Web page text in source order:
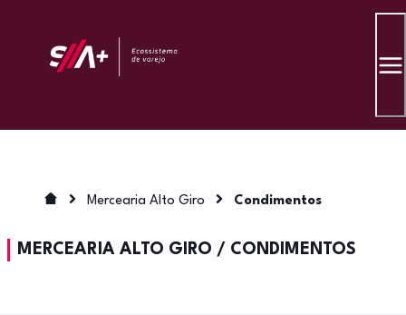
Mercearia Alto Giro Condimentos
MERCEARIA ALTO GIRO / CONDIMENTOS